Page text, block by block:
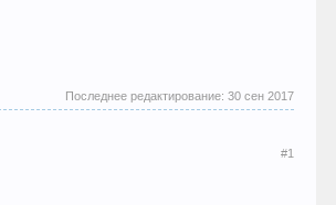
Последнее редактирование: 30 сен 2017
#1